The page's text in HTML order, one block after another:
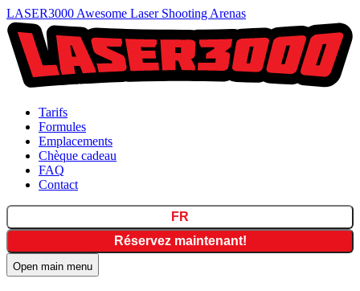
LASER3000 Awesome Laser Shooting Arenas
Tarifs
Formules
Emplacements
Chèque cadeau
FAQ
Contact
FR
Réservez maintenant!
Open main menu